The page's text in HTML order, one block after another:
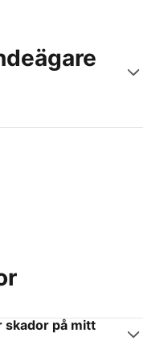
skador på mitt